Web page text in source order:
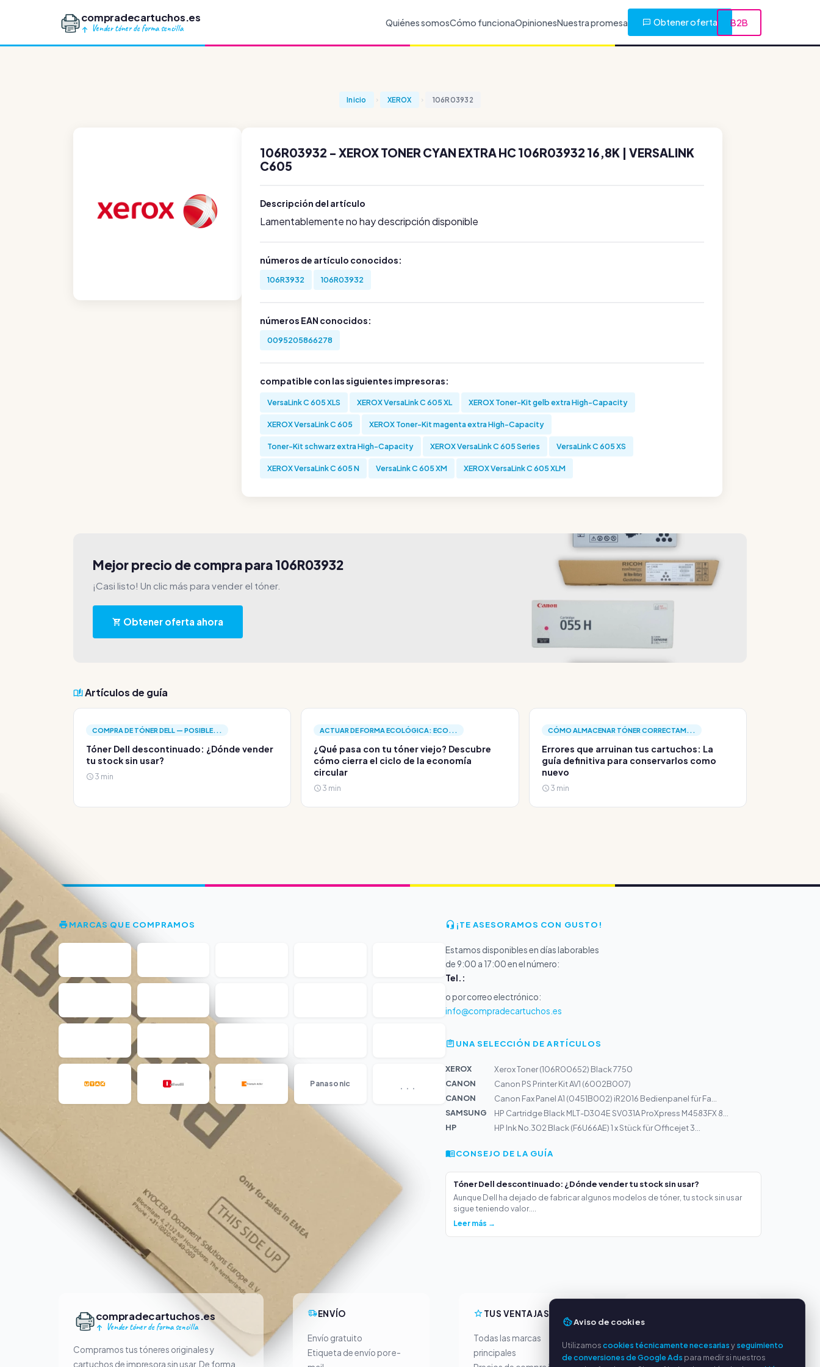
compradecartuchos.es
Vender tóner de forma sencilla
Quiénes somosCómo funcionaOpinionesNuestra promesa Obtener oferta B2B
Inicio XEROX 106R03932
106R03932 - XEROX TONER CYAN EXTRA HC 106R03932 16,8K | VERSALINK
C605
Descripción del artículo
Lamentablemente no hay descripción disponible
números de artículo conocidos:
106R3932 106R03932
números EAN conocidos:
0095205866278
compatible con las siguientes impresoras:
VersaLink C 605 XLS XEROX VersaLink C 605 XL XEROX Toner-Kit gelb extra High-Capacity
XEROX VersaLink C 605 XEROX Toner-Kit magenta extra High-Capacity
Toner-Kit schwarz extra High-Capacity XEROX VersaLink C 605 Series VersaLink C 605 XS
XEROX VersaLink C 605 N VersaLink C 605 XM XEROX VersaLink C 605 XLM
Mejor precio de compra para 106R03932
¡Casi listo! Un clic más para vender el tóner.
Obtener oferta ahora
Artículos de guía
COMPRA DE TÓNER DELL — POSIBLE...
Tóner Dell descontinuado: ¿Dónde vender
tu stock sin usar?
3 min
ACTUAR DE FORMA ECOLÓGICA: ECO...
¿Qué pasa con tu tóner viejo? Descubre
cómo cierra el ciclo de la economía
circular
3 min
CÓMO ALMACENAR TÓNER CORRECTAM...
Errores que arruinan tus cartuchos: La
guía definitiva para conservarlos como
nuevo
3 min
MARCAS QUE COMPRAMOS
Panasonic ...
¡TE ASESORAMOS CON GUSTO!
Estamos disponibles en días laborables
de 9:00 a 17:00 en el número:
Tel.:
o por correo electrónico:
info@compradecartuchos.es
UNA SELECCIÓN DE ARTÍCULOS
XEROX
Xerox Toner (106R00652) Black 7750
CANON
Canon PS Printer Kit AV1 (6002B007)
CANON
Canon Fax Panel A1 (0451B002) iR2016 Bedienpanel für Fa...
SAMSUNG
HP Cartridge Black MLT-D304E SV031A ProXpress M4583FX 8...
HP
HP Ink No.302 Black (F6U66AE) 1 x Stück für Officejet 3...
CONSEJO DE LA GUÍA
Tóner Dell descontinuado: ¿Dónde vender tu stock sin usar?
Aunque Dell ha dejado de fabricar algunos modelos de tóner, tu stock sin usar
sigue teniendo valor....
Leer más →
compradecartuchos.es
Vender tóner de forma sencilla
Compramos tus tóneres originales y
cartuchos de impresora sin usar. De forma
ENVÍO
Envío gratuito
Etiqueta de envío por e-
TUS VENTAJAS
Todas las marcas
principales
Política de privacidad
Aviso de cookies
Utilizamoscookies técnicamente necesariasyseguimiento
de conversiones de Google Ads para medir si nuestros